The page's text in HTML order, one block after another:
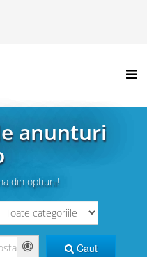
anunturi
din optiuni!
Caut